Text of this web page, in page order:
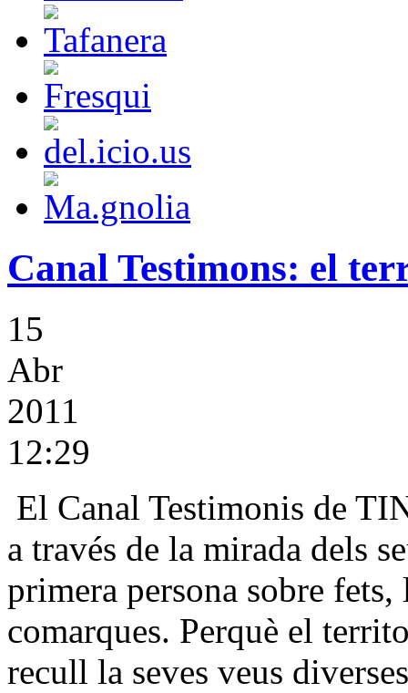
Canal Testimons: el
15
Abr
2011
12:29
El Canal Testimonis de
a través de la mirada dels
primera persona sobre
comarques. Perquè el
recull la seves veus